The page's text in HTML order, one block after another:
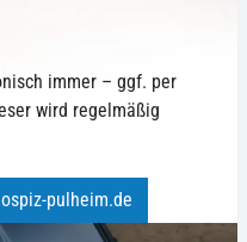
immer – ggf. per
wird regelmäßig
pulheim.de